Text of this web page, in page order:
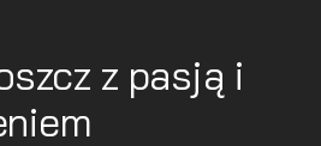
z pasją i